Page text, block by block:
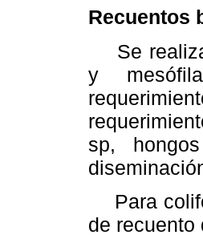
Recuentos
Se
y
sp,
Para
de recuento